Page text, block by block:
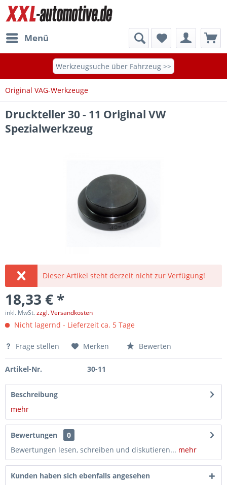
Menü
Werkzeugsuche über Fahrzeug >>
Original VAG-Werkzeuge
Druckteller 30 - 11 Original VW
Spezialwerkzeug
Dieser Artikel steht derzeit nicht zur Verfügung!
18,33 € *
inkl. MwSt.zzgl. Versandkosten
Nicht lagernd - Lieferzeit ca. 5 Tage
Frage stellen Merken Bewerten
Artikel-Nr. 30-11
Beschreibung
mehr
Bewertungen
0
Bewertungen lesen, schreiben und diskutieren... mehr
Kunden haben sich ebenfalls angesehen